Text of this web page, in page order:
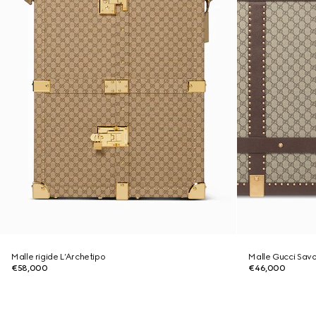
Malle rigide L’Archetipo
€58,000
Malle Gucci
€46,000